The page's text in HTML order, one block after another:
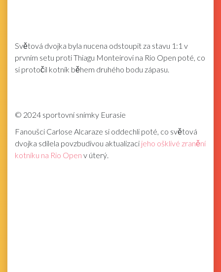
Světová dvojka byla nucena odstoupit za stavu 1:1 v
prvním setu proti Thiagu Monteirovi na Rio Open poté, co
si protočil kotník během druhého bodu zápasu.
© 2024 sportovní snímky Eurasie
Fanoušci Carlose Alcaraze si oddechli poté, co světová
dvojka sdílela povzbudivou aktualizaci jeho ošklivé zranění
kotníku na Rio Open v úterý.